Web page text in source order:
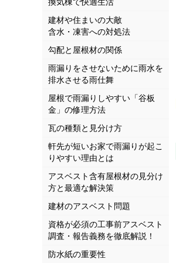
建材や住まいの大敵
含水・凍害への対処法
勾配と屋根材の関係
雨漏りをさせないために雨水を
排水させる雨仕舞
屋根で雨漏りしやすい「谷板
金」の修理方法
瓦の種類と見分け方
軒先が短いお家で雨漏りが起こ
りやすい理由とは
アスベスト含有屋根材の見分け
方と最適な解決策
建材のアスベスト問題
資格が必須の工事前アスベスト
調査・報告義務を徹底解説！
防水紙の重要性